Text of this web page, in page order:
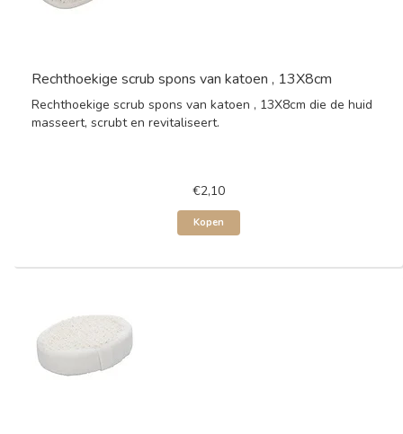
Rechthoekige scrub spons van katoen , 13X8cm
Rechthoekige scrub spons van katoen , 13X8cm die de huid
masseert, scrubt en revitaliseert.
€2,10
Kopen